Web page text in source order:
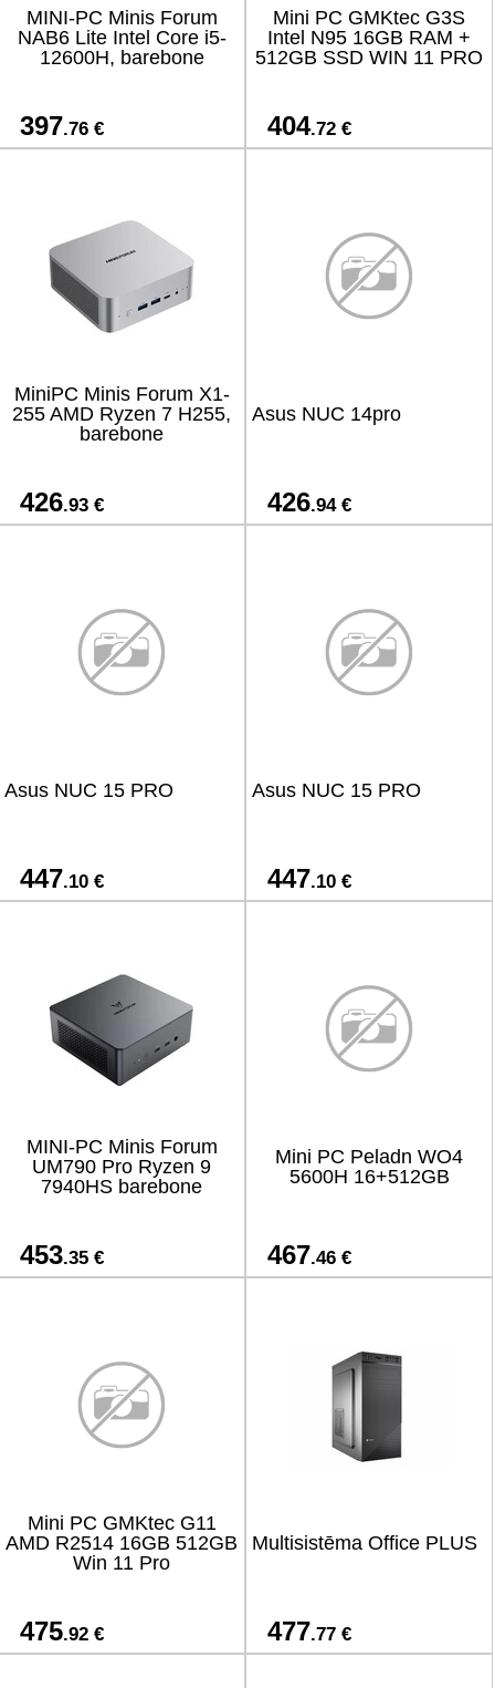
MINI-PC Minis Forum
NAB6 Lite Intel Core i5-
12600H, barebone
397.76 €
Mini PC GMKtec G3S
Intel N95 16GB RAM +
512GB SSD WIN 11 PRO
404.72 €
MiniPC Minis Forum X1-
255 AMD Ryzen 7 H255,
barebone
426.93 €
Asus NUC 14pro
426.94 €
Asus NUC 15 PRO
447.10 €
Asus NUC 15 PRO
447.10 €
MINI-PC Minis Forum
UM790 Pro Ryzen 9
7940HS barebone
453.35 €
Mini PC Peladn WO4
5600H 16+512GB
467.46 €
Mini PC GMKtec G11
AMD R2514 16GB 512GB
Win 11 Pro
475.92 €
Multisistēma Office PLUS
477.77 €